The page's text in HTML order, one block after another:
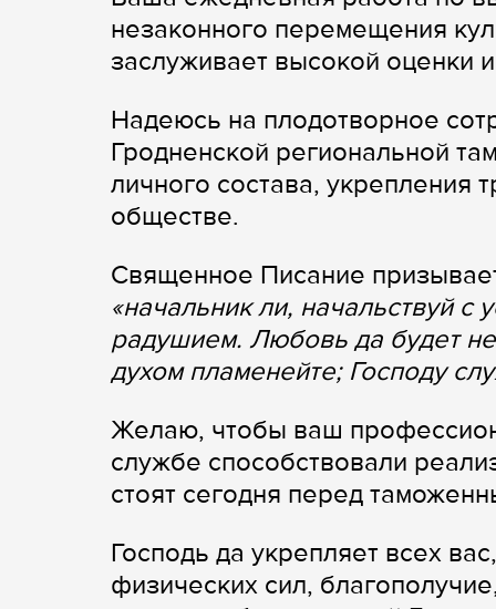
незаконного перемещения
заслуживает высокой оценки
Надеюсь на плодотворное
Гродненской региональной
личного состава, укрепления
обществе.
Священное Писание
«начальник ли, начальствуй с
радушием. Любовь да будет
духом пламенейте; Господу
Желаю, чтобы ваш
службе способствовали
стоят сегодня перед
Господь да укрепляет всех
физических сил,